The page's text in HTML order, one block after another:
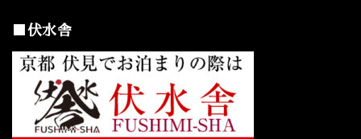
■伏水舎